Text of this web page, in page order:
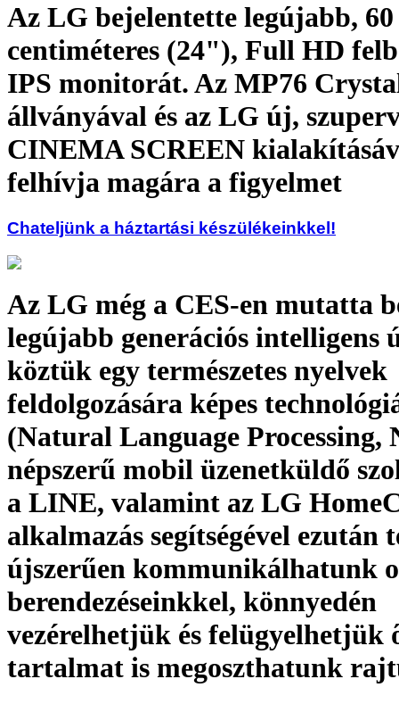
Az LG bejelentette legújabb, 60
centiméteres (24"), Full HD
IPS monitorát. Az MP76
állványával és az LG új,
CINEMA SCREEN
felhívja magára a figyelmet
Chateljünk a háztartási készülékeinkkel!
Az LG még a CES-en mutatta
legújabb generációs intelligens
köztük egy természetes nyelvek
feldolgozására képes
(Natural Language Processing,
népszerű mobil üzenetküldő
a LINE, valamint az LG
alkalmazás segítségével ezután
újszerűen kommunikálhatunk
berendezéseinkkel, könnyedén
vezérelhetjük és felügyelhetjük
tartalmat is megoszthatunk